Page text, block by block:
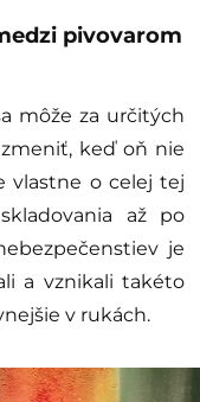
pivovarom
môže za určitých
keď oň nie
vlastne o celej tej
až po
je
a vznikali takéto
v rukách.